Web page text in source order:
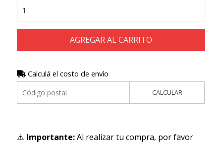
AGREGAR AL CARRITO
Calculá el costo de envío
CALCULAR
⚠️ Importante:Al realizar tu compra, por favor